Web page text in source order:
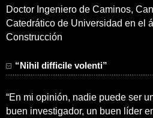
Doctor Ingeniero de Caminos,
Catedrático de Universidad en el
Construcción
“Nihil difficile volenti”
“En mi opinión, nadie puede ser
buen investigador, un buen líder